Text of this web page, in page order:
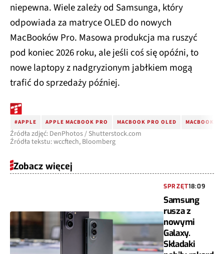
niepewna. Wiele zależy od Samsunga, który
odpowiada za matryce OLED do nowych
MacBooków Pro. Masowa produkcja ma ruszyć
pod koniec 2026 roku, ale jeśli coś się opóźni, to
nowe laptopy z nadgryzionym jabłkiem mogą
trafić do sprzedaży później.
#APPLE APPLE MACBOOK PRO MACBOOK PRO OLED MACBOOK
Źródła zdjęć: DenPhotos / Shutterstock.com
Źródła tekstu: wccftech, Bloomberg
Zobacz więcej
SPRZĘT18:09
Samsung
rusza z
nowymi
Galaxy.
Składaki